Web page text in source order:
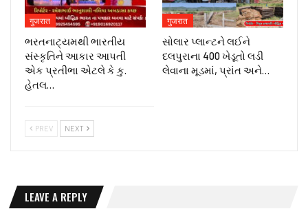
गुजरात
ભરતનાટ્યમથી ભારતીય
સંસ્કૃતિને આકાર આપતી
એક પ્રતીભા એટલે કે‌ કુ.
હેતલ…
गुजरात
સોલાર પ્લાન્ટને લઈને
દલપુરાના 400 ખેડૂતો લડી
લેવાના મૂડમાં, પ્રાંત અને…
PREV NEXT
LEAVE A REPLY